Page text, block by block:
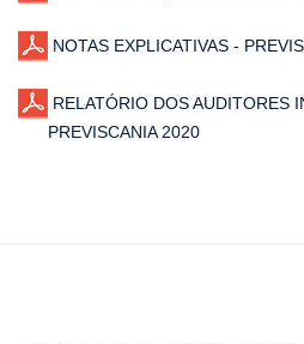
NOTAS EXPLICATIVAS -
RELATÓRIO DOS AUDITORES
PREVISCANIA 2020